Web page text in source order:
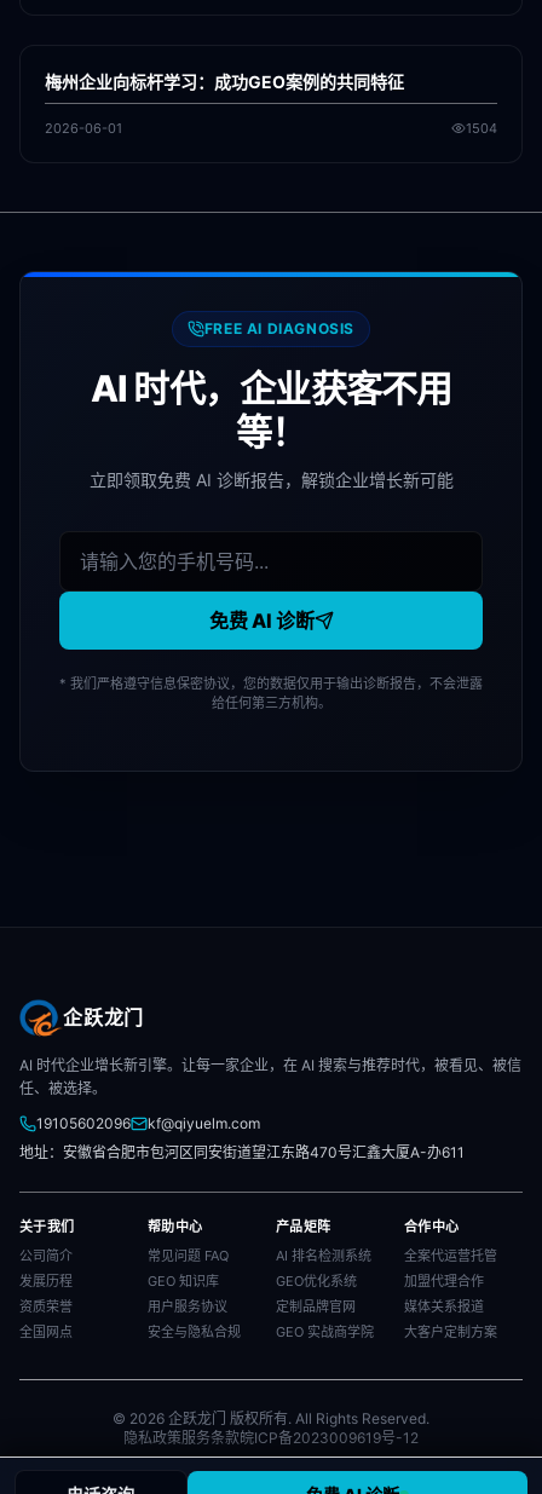
GEO
梅州企业向标杆学习：成功GEO案例的共同特征
2026-06-01 1504
FREE AI DIAGNOSIS
AI 时代，企业获客不用
等！
立即领取免费 AI 诊断报告，解锁企业增长新可能
免费 AI 诊断
* 我们严格遵守信息保密协议，您的数据仅用于输出诊断报告，不会泄露
给任何第三方机构。
企跃龙门
AI 时代企业增长新引擎。让每一家企业，在 AI 搜索与推荐时代，被看见、被信
任、被选择。
19105602096
kf@qiyuelm.com
地址：安徽省合肥市包河区同安街道望江东路470号汇鑫大厦A-办611
关于我们
公司简介
发展历程
资质荣誉
全国网点
帮助中心
常见问题 FAQ
GEO 知识库
用户服务协议
安全与隐私合规
产品矩阵
AI 排名检测系统
GEO优化系统
定制品牌官网
GEO 实战商学院
合作中心
全案代运营托管
加盟代理合作
媒体关系报道
大客户定制方案
© 2026 企跃龙门 版权所有. All Rights Reserved.
隐私政策服务条款皖ICP备2023009619号-12